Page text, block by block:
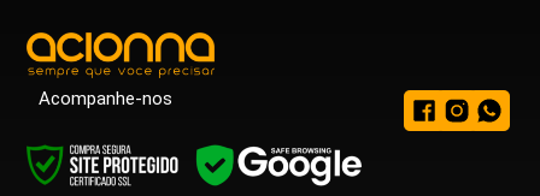
Acompanhe-nos